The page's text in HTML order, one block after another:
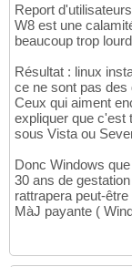
Report
W8 est une
beaucoup trop
Résultat : linux
ce ne sont pas des
Ceux qui aiment
expliquer que c'est
sous Vista ou
Donc Windows
30 ans de
rattrapera peut-
MàJ payante (